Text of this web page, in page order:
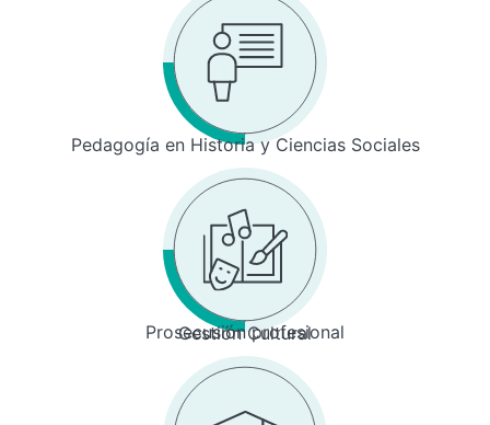
Pedagogía en Historia y Ciencias Sociales
Prosecusión profesional
Gestión Cultural